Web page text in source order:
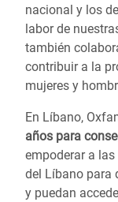
nacional y los
labor de
también
contribuir a la
mujeres y
En Líbano,
años para
empoderar a
del Líbano para
y puedan